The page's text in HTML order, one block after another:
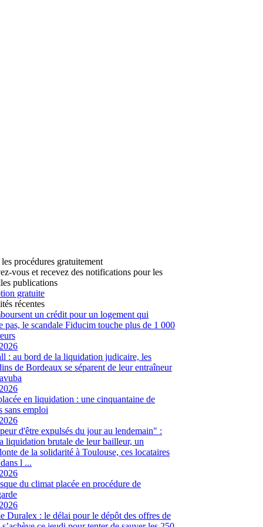
procédures gratuitement
vous et recevez des notifications pour les
publications
gratuite
récentes
un crédit pour un logement qui
pas, le scandale Fiducim touche plus de 1 000
: au bord de la liquidation judicaire, les
de Bordeaux se séparent de leur entraîneur
en liquidation : une cinquantaine de
sans emploi
d'être expulsés du jour au lendemain" :
liquidation brutale de leur bailleur, un
de la solidarité à Toulouse, ces locataires
l ...
du climat placée en procédure de
Duralex : le délai pour le dépôt des offres de